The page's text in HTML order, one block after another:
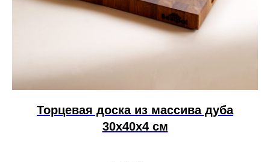
Торцевая доска из массива дуба
30х40х4 см